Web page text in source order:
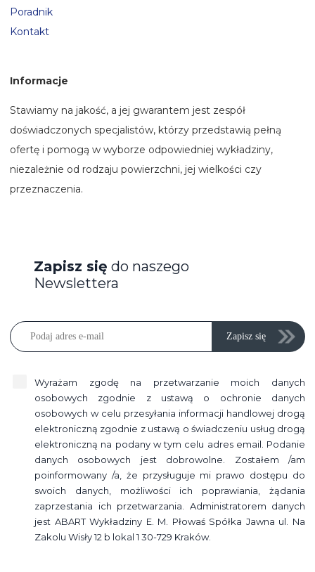
Poradnik
Kontakt
Informacje
Stawiamy na jakość, a jej gwarantem jest zespół
doświadczonych specjalistów, którzy przedstawią pełną
ofertę i pomogą w wyborze odpowiedniej wykładziny,
niezależnie od rodzaju powierzchni, jej wielkości czy
przeznaczenia.
Zapisz się do naszego
Newslettera
Zapisz się
Wyrażam zgodę na przetwarzanie moich danych
osobowych zgodnie z ustawą o ochronie danych
osobowych w celu przesyłania informacji handlowej drogą
elektroniczną zgodnie z ustawą o świadczeniu usług drogą
elektroniczną na podany w tym celu adres email. Podanie
danych osobowych jest dobrowolne. Zostałem /am
poinformowany /a, że przysługuje mi prawo dostępu do
swoich danych, możliwości ich poprawiania, żądania
zaprzestania ich przetwarzania. Administratorem danych
jest ABART Wykładziny E. M. Płowaś Spółka Jawna ul. Na
Zakolu Wisły 12 b lokal 1 30-729 Kraków.